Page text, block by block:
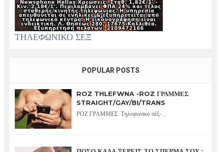
ΤΗΛΕΦΩΝΙΚΟ ΣΕΞ
POPULAR POSTS
ROZ THLEFWNA -ROZ ΓΡΑΜΜΕΣ
STRAIGHT/GAY/BI/TRANS
ΡΟΖ ΓΡΑΜΜΕΣ Τηλεφωνικό σέξ-...